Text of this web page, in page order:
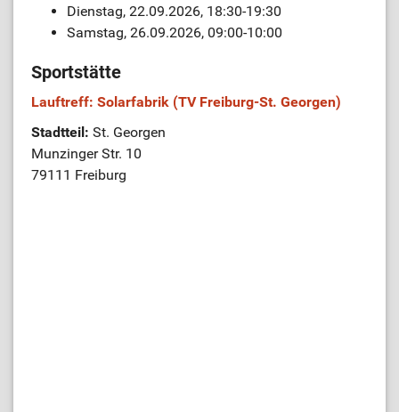
Dienstag, 22.09.2026, 18:30-19:30
Samstag, 26.09.2026, 09:00-10:00
Sportstätte
Lauftreff: Solarfabrik (TV Freiburg-St. Georgen)
Stadtteil: St. Georgen
Munzinger Str. 10
79111 Freiburg